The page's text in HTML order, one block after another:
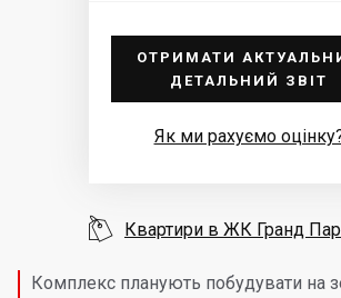
Комплекс планують побудувати на
ОТРИМАТИ
ДЕТАЛЬНИЙ ЗВІТ
Як ми рахуємо
 Квартири в ЖК Гранд